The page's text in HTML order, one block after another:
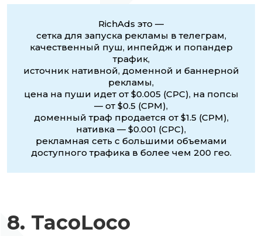
RichAds это —
сетка для запуска рекламы в телеграм,
качественный пуш, инпейдж и попандер
трафик,
источник нативной, доменной и баннерной
рекламы,
цена на пуши идет от $0.005 (CPC), на попсы
— от $0.5 (CPM),
доменный траф продается от $1.5 (CPM),
нативка — $0.001 (CPC),
рекламная сеть с большими объемами
доступного трафика в более чем 200 гео.
8. TacoLoco